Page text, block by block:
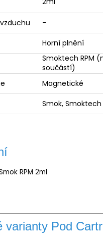
-
Horní plnění
Smoktech RPM
součástí)
Magnetické
Smok, Smoktech
RPM 2ml
varianty Pod